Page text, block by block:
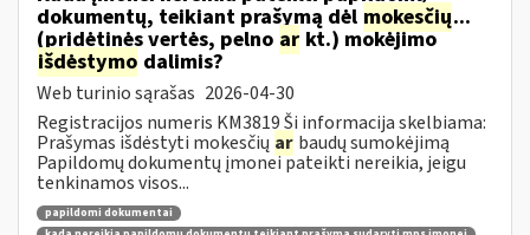
dokumentų, teikiant prašymą dėl mokesčių...
(pridėtinės vertės, pelno ar kt.) mokėjimo
išdėstymo dalimis?
Web turinio sąrašas 2026-04-30
Registracijos numeris KM3819 Ši informacija skelbiama:
Prašymas išdėstyti mokesčių ar baudų sumokėjimą
Papildomų dokumentų įmonei pateikti nereikia, jeigu
tenkinamos visos...
papildomi dokumentai